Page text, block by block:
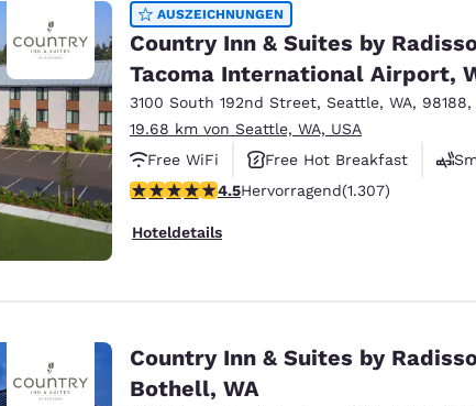
Europa
Deutschland
Deutsch
Germany
English
English Français
Asien-Pazifik
AUSZEICHNUNGEN
Country Inn & Suites by
Tacoma International Airport,
3100 South 192nd Street, Seattle, WA, 98188,
19.68 km von Seattle, WA, USA
Free WiFi
Free Hot Breakfast
4.45-Sterne-Bewertung. Hervorragend. 1307
4.5Hervorragend(1.307)
Hoteldetails
Country Inn & Suites by
Bothell, WA